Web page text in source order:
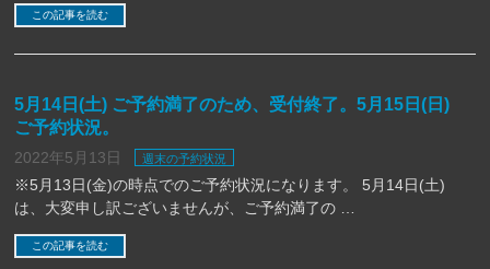
この記事を読む
5月14日(土) ご予約満了のため、受付終了。5月15日(日)
ご予約状況。
2022年5月13日 週末の予約状況
※5月13日(金)の時点でのご予約状況になります。 5月14日(土)
は、大変申し訳ございませんが、ご予約満了の …
この記事を読む